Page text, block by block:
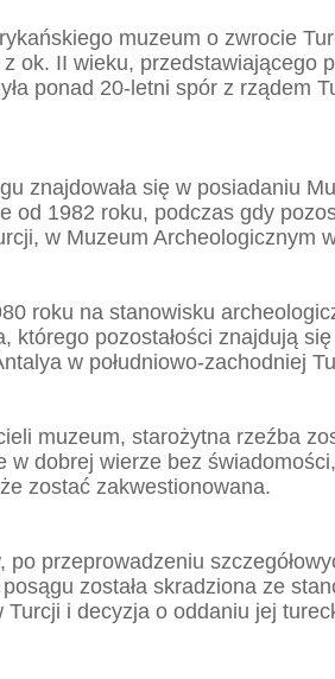
muzeum o zwrocie
ok. II wieku, przedstawiającego
ponad 20-letni spór z rządem
znajdowała się w posiadaniu
od 1982 roku, podczas gdy
w Muzeum Archeologicznym
roku na stanowisku
którego pozostałości znajdują
w południowo-zachodniej
muzeum, starożytna rzeźba
w dobrej wierze bez
zostać zakwestionowana.
po przeprowadzeniu
została skradziona ze
i decyzja o oddaniu jej